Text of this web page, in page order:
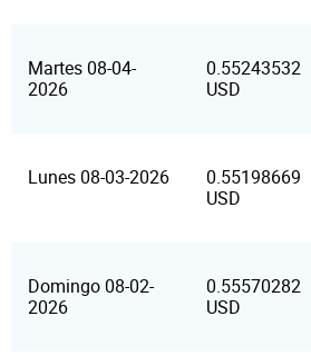
Martes 08-04-
2026
0.55243532
USD
Lunes 08-03-2026
0.55198669
USD
Domingo 08-02-
2026
0.55570282
USD